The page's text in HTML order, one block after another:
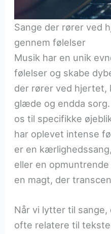
Sange der rører ved
gennem følelser
Musik har en unik
følelser og skabe
der rører ved hjertet,
glæde og endda
os til specifikke
har oplevet intense
er en
eller en
en magt, der
Når vi lytter til
ofte relatere til